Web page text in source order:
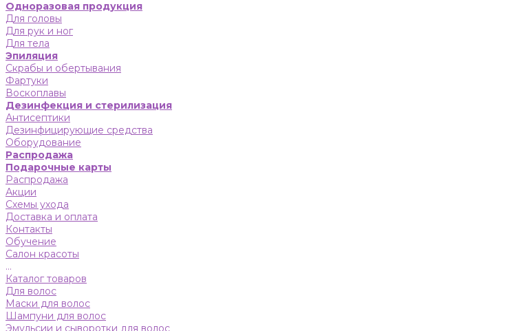
Одноразовая продукция
Для головы
Для рук и ног
Для тела
Эпиляция
Скрабы и обертывания
Фартуки
Воскоплавы
Дезинфекция и стерилизация
Антисептики
Дезинфицирующие средства
Оборудование
Распродажа
Подарочные карты
Распродажа
Акции
Схемы ухода
Доставка и оплата
Контакты
Обучение
Салон красоты
...
Каталог товаров
Для волос
Маски для волос
Шампуни для волос
Эмульсии и сыворотки для волос